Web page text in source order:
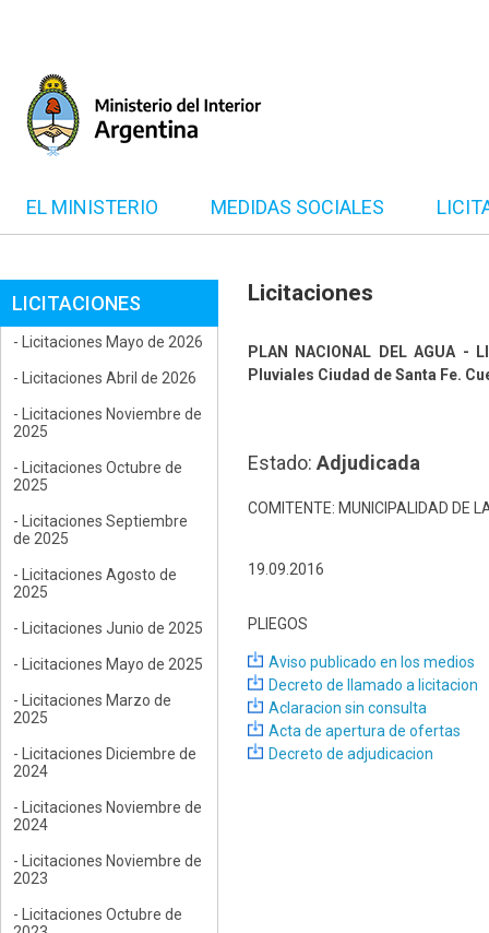
EL MINISTERIO MEDIDAS SOCIALES
LICITACIONES
- Licitaciones Mayo de 2026
- Licitaciones Abril de 2026
- Licitaciones Noviembre de
2025
- Licitaciones Octubre de
2025
- Licitaciones Septiembre
de 2025
- Licitaciones Agosto de
2025
- Licitaciones Junio de 2025
- Licitaciones Mayo de 2025
- Licitaciones Marzo de
2025
- Licitaciones Diciembre de
2024
- Licitaciones Noviembre de
2024
- Licitaciones Noviembre de
2023
- Licitaciones Octubre de
Licitaciones
PLAN NACIONAL DEL AGUA
Pluviales Ciudad de Santa Fe.
Estado: Adjudicada
COMITENTE: MUNICIPALIDAD DE
19.09.2016
PLIEGOS
Aviso publicado en los medios
Decreto de llamado a licitacion
Aclaracion sin consulta
Acta de apertura de ofertas
Decreto de adjudicacion